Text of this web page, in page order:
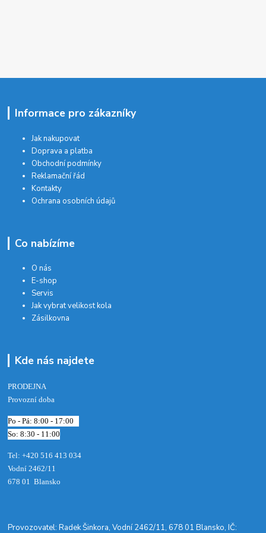
Informace pro zákazníky
Jak nakupovat
Doprava a platba
Obchodní podmínky
Reklamační řád
Kontakty
Ochrana osobních údajů
Co nabízíme
O nás
E-shop
Servis
Jak vybrat velikost kola
Zásilkovna
Kde nás najdete
PRODEJNA
Provozní doba
Po - Pá: 8:00 - 17:00
So: 8:30 - 11:00
Tel: +420 516 413 034‬
Vodní 2462/11
678 01 Blansko
​Provozovatel: Radek Šinkora, Vodní 2462/11, 678 01 Blansko, IČ: